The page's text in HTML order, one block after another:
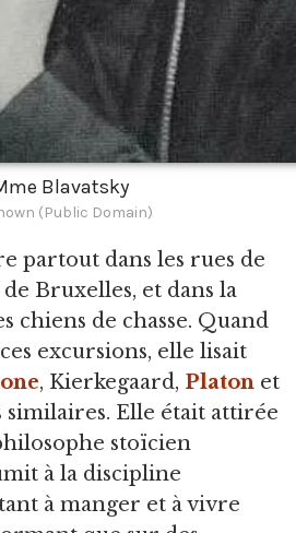
Blavatsky
(Public Domain)
partout dans les rues de
Bruxelles, et dans la
chiens de chasse. Quand
excursions, elle lisait
, Kierkegaard, Platon et
similaires. Elle était attirée
stoïcien
à la discipline
à manger et à vivre